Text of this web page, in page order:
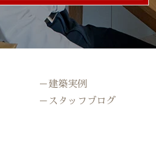
－建築実例
－スタッフブログ